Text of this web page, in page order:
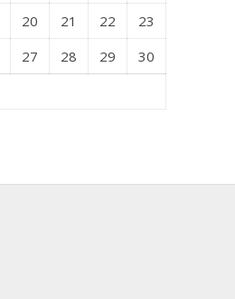
20 21 22
23
27 28 29
30